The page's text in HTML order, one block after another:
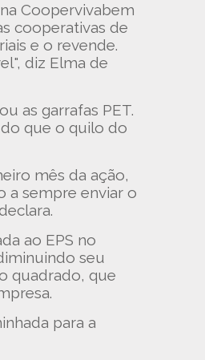
Coopervivabem
cooperativas de
e o revende.
diz Elma de
as garrafas PET.
que o quilo do
mês da ação,
a sempre enviar o
ao EPS no
seu
quadrado, que
para a